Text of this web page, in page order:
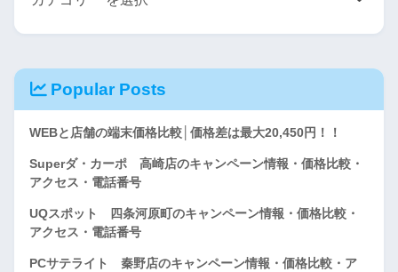
Popular Posts
WEBと店舗の端末価格比較│価格差は最大20,450円！！
Superダ・カーポ 高崎店のキャンペーン情報・価格比較・
アクセス・電話番号
UQスポット 四条河原町のキャンペーン情報・価格比較・
アクセス・電話番号
PCサテライト 秦野店のキャンペーン情報・価格比較・ア